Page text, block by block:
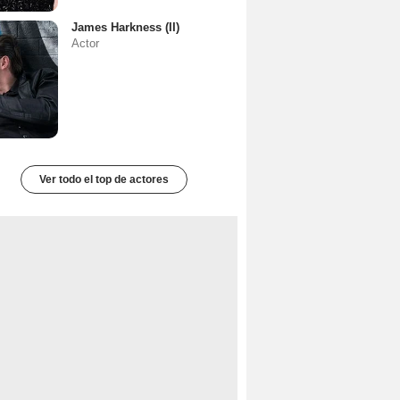
James Harkness (II)
Actor
Ver todo el top de actores